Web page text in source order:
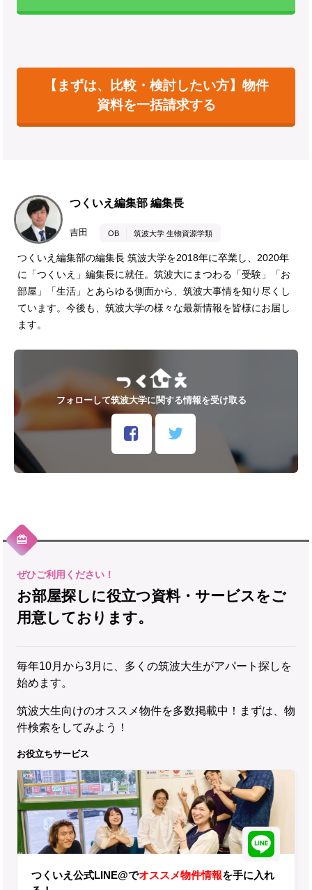
【まずは、比較・検討したい方】物件
資料を一括請求する
つくいえ編集部 編集長
吉田 OB 筑波大学 生物資源学類
つくいえ編集部の編集長 筑波大学を2018年に卒業し、2020年
に「つくいえ」編集長に就任。筑波大にまつわる「受験」「お
部屋」「生活」とあらゆる側面から、筑波大事情を知り尽くし
ています。今後も、筑波大学の様々な最新情報を皆様にお届し
ます。
フォローして筑波大学に関する情報を受け取る
お部屋探しに役立つ資料・サービスをご
用意しております。
毎年10月から3月に、多くの筑波大生がアパート探しを
始めます。
筑波大生向けのオススメ物件を多数掲載中！まずは、物
件検索をしてみよう！
お役立ちサービス
つくいえ公式LINE@でオススメ物件情報を手に入れ